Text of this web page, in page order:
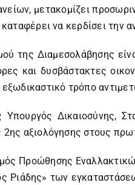
μετακομίζει
να κερδίσει
της Διαμεσολάβησης
και δυσβάστακτες
τρόπο
Yπουργός Δικαιοσύνης,
αξιολόγησης στους
Προώθησης
Ριάδης» των